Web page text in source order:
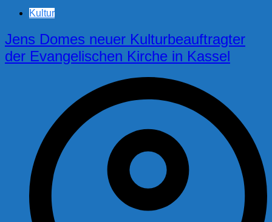
Kultur
Jens Domes neuer Kulturbeauftragter
der Evangelischen Kirche in Kassel